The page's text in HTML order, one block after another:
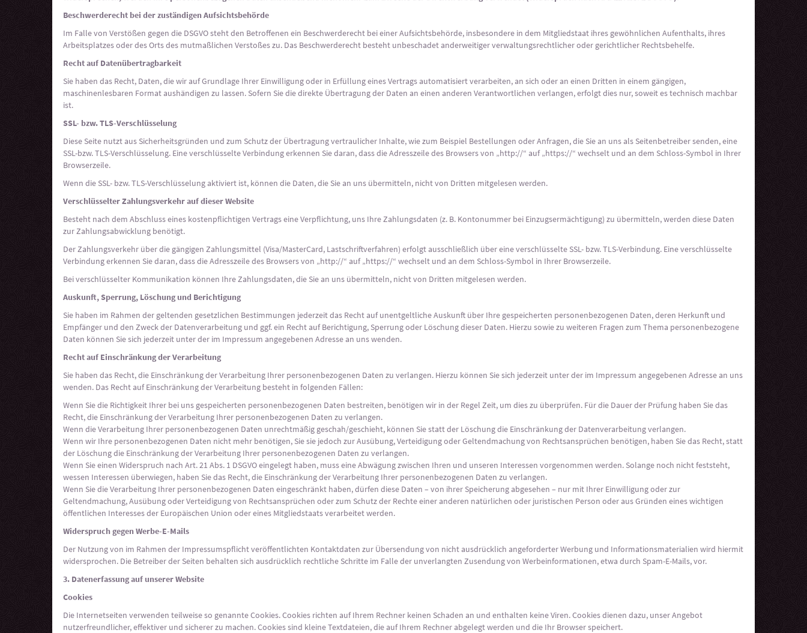
Beschwerderecht bei der zuständigen Aufsichtsbehörde
Im Falle von Verstößen gegen die DSGVO steht den Betroffenen ein Beschwerderecht bei einer Aufsichtsbehörde, insbesondere in dem Mitgliedstaat ihres gewöhnlichen Aufenthalts, ihres
Arbeitsplatzes oder des Orts des mutmaßlichen Verstoßes zu. Das Beschwerderecht besteht unbeschadet anderweitiger verwaltungsrechtlicher oder gerichtlicher Rechtsbehelfe.
Recht auf Datenübertragbarkeit
Sie haben das Recht, Daten, die wir auf Grundlage Ihrer Einwilligung oder in Erfüllung eines Vertrags automatisiert verarbeiten, an sich oder an einen Dritten in einem gängigen,
maschinenlesbaren Format aushändigen zu lassen. Sofern Sie die direkte Übertragung der Daten an einen anderen Verantwortlichen verlangen, erfolgt dies nur, soweit es technisch machbar
ist.
SSL- bzw. TLS-Verschlüsselung
Diese Seite nutzt aus Sicherheitsgründen und zum Schutz der Übertragung vertraulicher Inhalte, wie zum Beispiel Bestellungen oder Anfragen, die Sie an uns als Seitenbetreiber senden, eine
SSL-bzw. TLS-Verschlüsselung. Eine verschlüsselte Verbindung erkennen Sie daran, dass die Adresszeile des Browsers von „http://“ auf „https://“ wechselt und an dem Schloss-Symbol in Ihrer
Browserzeile.
Wenn die SSL- bzw. TLS-Verschlüsselung aktiviert ist, können die Daten, die Sie an uns übermitteln, nicht von Dritten mitgelesen werden.
Verschlüsselter Zahlungsverkehr auf dieser Website
Besteht nach dem Abschluss eines kostenpflichtigen Vertrags eine Verpflichtung, uns Ihre Zahlungsdaten (z. B. Kontonummer bei Einzugsermächtigung) zu übermitteln, werden diese Daten
zur Zahlungsabwicklung benötigt.
Der Zahlungsverkehr über die gängigen Zahlungsmittel (Visa/MasterCard, Lastschriftverfahren) erfolgt ausschließlich über eine verschlüsselte SSL- bzw. TLS-Verbindung. Eine verschlüsselte
Verbindung erkennen Sie daran, dass die Adresszeile des Browsers von „http://“ auf „https://“ wechselt und an dem Schloss-Symbol in Ihrer Browserzeile.
Bei verschlüsselter Kommunikation können Ihre Zahlungsdaten, die Sie an uns übermitteln, nicht von Dritten mitgelesen werden.
Auskunft, Sperrung, Löschung und Berichtigung
Sie haben im Rahmen der geltenden gesetzlichen Bestimmungen jederzeit das Recht auf unentgeltliche Auskunft über Ihre gespeicherten personenbezogenen Daten, deren Herkunft und
Empfänger und den Zweck der Datenverarbeitung und ggf. ein Recht auf Berichtigung, Sperrung oder Löschung dieser Daten. Hierzu sowie zu weiteren Fragen zum Thema personenbezogene
Daten können Sie sich jederzeit unter der im Impressum angegebenen Adresse an uns wenden.
Recht auf Einschränkung der Verarbeitung
Sie haben das Recht, die Einschränkung der Verarbeitung Ihrer personenbezogenen Daten zu verlangen. Hierzu können Sie sich jederzeit unter der im Impressum angegebenen Adresse an uns
wenden. Das Recht auf Einschränkung der Verarbeitung besteht in folgenden Fällen:
Wenn Sie die Richtigkeit Ihrer bei uns gespeicherten personenbezogenen Daten bestreiten, benötigen wir in der Regel Zeit, um dies zu überprüfen. Für die Dauer der Prüfung haben Sie das
Recht, die Einschränkung der Verarbeitung Ihrer personenbezogenen Daten zu verlangen.
Wenn die Verarbeitung Ihrer personenbezogenen Daten unrechtmäßig geschah/geschieht, können Sie statt der Löschung die Einschränkung der Datenverarbeitung verlangen.
Wenn wir Ihre personenbezogenen Daten nicht mehr benötigen, Sie sie jedoch zur Ausübung, Verteidigung oder Geltendmachung von Rechtsansprüchen benötigen, haben Sie das Recht, statt
der Löschung die Einschränkung der Verarbeitung Ihrer personenbezogenen Daten zu verlangen.
Wenn Sie einen Widerspruch nach Art. 21 Abs. 1 DSGVO eingelegt haben, muss eine Abwägung zwischen Ihren und unseren Interessen vorgenommen werden. Solange noch nicht feststeht,
wessen Interessen überwiegen, haben Sie das Recht, die Einschränkung der Verarbeitung Ihrer personenbezogenen Daten zu verlangen.
Wenn Sie die Verarbeitung Ihrer personenbezogenen Daten eingeschränkt haben, dürfen diese Daten – von ihrer Speicherung abgesehen – nur mit Ihrer Einwilligung oder zur
Geltendmachung, Ausübung oder Verteidigung von Rechtsansprüchen oder zum Schutz der Rechte einer anderen natürlichen oder juristischen Person oder aus Gründen eines wichtigen
öffentlichen Interesses der Europäischen Union oder eines Mitgliedstaats verarbeitet werden.
Widerspruch gegen Werbe-E-Mails
Der Nutzung von im Rahmen der Impressumspflicht veröffentlichten Kontaktdaten zur Übersendung von nicht ausdrücklich angeforderter Werbung und Informationsmaterialien wird hiermit
widersprochen. Die Betreiber der Seiten behalten sich ausdrücklich rechtliche Schritte im Falle der unverlangten Zusendung von Werbeinformationen, etwa durch Spam-E-Mails, vor.
3. Datenerfassung auf unserer Website
Cookies
Die Internetseiten verwenden teilweise so genannte Cookies. Cookies richten auf Ihrem Rechner keinen Schaden an und enthalten keine Viren. Cookies dienen dazu, unser Angebot
nutzerfreundlicher, effektiver und sicherer zu machen. Cookies sind kleine Textdateien, die auf Ihrem Rechner abgelegt werden und die Ihr Browser speichert.